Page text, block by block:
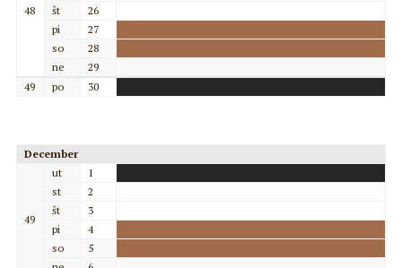
48
št
26
pi
27
so
28
ne
29
49
po 30
December
49
ut
1
st
2
št
3
pi
4
so
5